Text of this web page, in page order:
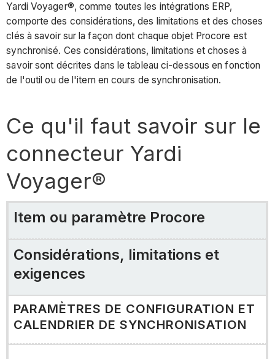
paramètre
Procore
Considérations,
limitations
et
exigences
de
configuration
et
calendrier
de
synchronisation
de
de
coût
compagnies
engagements
Yardi Voyager®, comme toutes les intégrations ERP,
comporte des considérations, des limitations et des choses
clés à savoir sur la façon dont chaque objet Procore est
synchronisé. Ces considérations, limitations et choses à
savoir sont décrites dans le tableau ci-dessous en fonction
de l'outil ou de l'item en cours de synchronisation.
Ce qu'il faut savoir sur le
connecteur Yardi
Voyager®
Item ou paramètre Procore
Considérations, limitations et
exigences
PARAMÈTRES DE CONFIGURATION ET
CALENDRIER DE SYNCHRONISATION